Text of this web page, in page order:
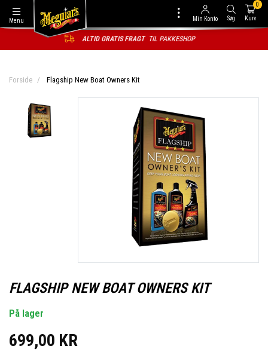
Menu Min Konto Søg Kurv
0
ALTID GRATIS FRAGT TIL PAKKESHOP
Forside Flagship New Boat Owners Kit
FLAGSHIP NEW BOAT OWNERS KIT
På lager
699,00 KR